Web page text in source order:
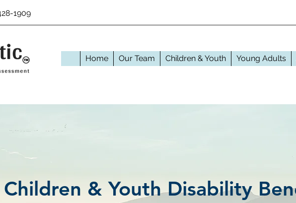
1909
Home Our Team Children & Youth Young Adults
Children & Youth Disability